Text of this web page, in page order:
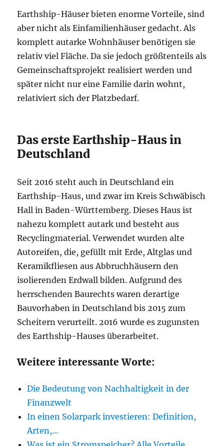
Earthship-Häuser bieten enorme Vorteile, sind
aber nicht als Einfamilienhäuser gedacht. Als
komplett autarke Wohnhäuser benötigen sie
relativ viel Fläche. Da sie jedoch größtenteils als
Gemeinschaftsprojekt realisiert werden und
später nicht nur eine Familie darin wohnt,
relativiert sich der Platzbedarf.
Das erste Earthship-Haus in
Deutschland
Seit 2016 steht auch in Deutschland ein
Earthship-Haus, und zwar im Kreis Schwäbisch
Hall in Baden-Württemberg. Dieses Haus ist
nahezu komplett autark und besteht aus
Recyclingmaterial. Verwendet wurden alte
Autoreifen, die, gefüllt mit Erde, Altglas und
Keramikfliesen aus Abbruchhäusern den
isolierenden Erdwall bilden. Aufgrund des
herrschenden Baurechts waren derartige
Bauvorhaben in Deutschland bis 2015 zum
Scheitern verurteilt. 2016 wurde es zugunsten
des Earthship-Hauses überarbeitet.
Weitere interessante Worte:
Die Bedeutung von Nachhaltigkeit in der
Finanzwelt
In einen Solarpark investieren: Definition,
Arten,…